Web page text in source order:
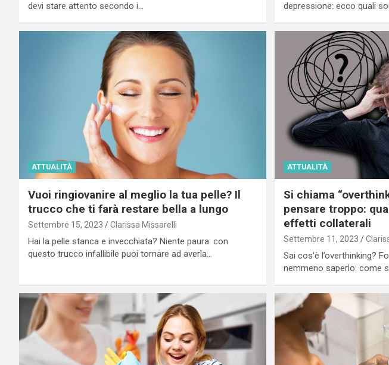
devi stare attento secondo i…
depressione: ecco quali
ATTUALITÀ
Vuoi ringiovanire al meglio la tua pelle? Il
trucco che ti farà restare bella a lungo
Settembre 15, 2023 Clarissa Missarelli
Hai la pelle stanca e invecchiata? Niente paura: con
questo trucco infallibile puoi tornare ad averla…
ATTUALITÀ
Si chiama
pensare troppo:
effetti collaterali
Settembre 11, 2023
Sai cos’è l’overthinking?
nemmeno saperlo: come